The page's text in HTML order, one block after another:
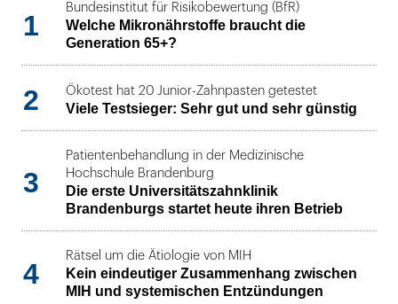
1
Bundesinstitut für Risikobewertung (BfR)
Welche Mikronährstoffe braucht die
Generation 65+?
2 Ökotest hat 20 Junior-Zahnpasten getestet
Viele Testsieger: Sehr gut und sehr günstig
3
Patientenbehandlung in der Medizinische
Hochschule Brandenburg
Die erste Universitätszahnklinik
Brandenburgs startet heute ihren Betrieb
4
Rätsel um die Ätiologie von MIH
Kein eindeutiger Zusammenhang zwischen
MIH und systemischen Entzündungen